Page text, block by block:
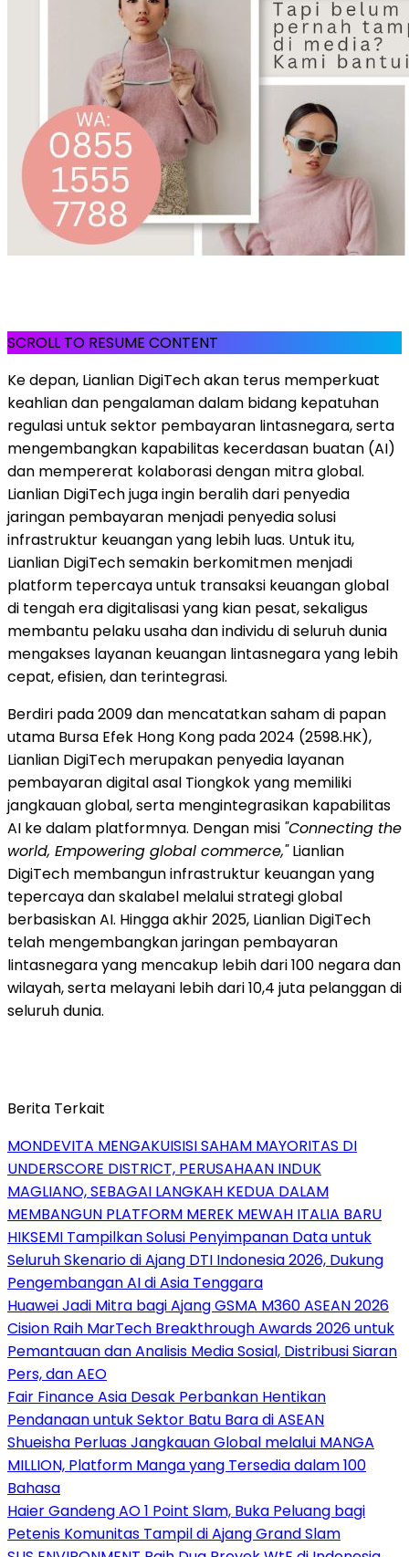
SCROLL TO RESUME CONTENT
Ke depan, Lianlian DigiTech akan terus memperkuat
keahlian dan pengalaman dalam bidang kepatuhan
regulasi untuk sektor pembayaran lintasnegara, serta
mengembangkan kapabilitas kecerdasan buatan (AI)
dan mempererat kolaborasi dengan mitra global.
Lianlian DigiTech juga ingin beralih dari penyedia
jaringan pembayaran menjadi penyedia solusi
infrastruktur keuangan yang lebih luas. Untuk itu,
Lianlian DigiTech semakin berkomitmen menjadi
platform tepercaya untuk transaksi keuangan global
di tengah era digitalisasi yang kian pesat, sekaligus
membantu pelaku usaha dan individu di seluruh dunia
mengakses layanan keuangan lintasnegara yang lebih
cepat, efisien, dan terintegrasi.
Berdiri pada 2009 dan mencatatkan saham di papan
utama Bursa Efek Hong Kong pada 2024 (2598.HK),
Lianlian DigiTech merupakan penyedia layanan
pembayaran digital asal Tiongkok yang memiliki
jangkauan global, serta mengintegrasikan kapabilitas
AI ke dalam platformnya. Dengan misi "Connecting the
world, Empowering global commerce,"Lianlian
DigiTech membangun infrastruktur keuangan yang
tepercaya dan skalabel melalui strategi global
berbasiskan AI. Hingga akhir 2025, Lianlian DigiTech
telah mengembangkan jaringan pembayaran
lintasnegara yang mencakup lebih dari 100 negara dan
wilayah, serta melayani lebih dari 10,4 juta pelanggan di
seluruh dunia.
Berita Terkait
MONDEVITA MENGAKUISISI SAHAM MAYORITAS DI
UNDERSCORE DISTRICT, PERUSAHAAN INDUK
MAGLIANO, SEBAGAI LANGKAH KEDUA DALAM
MEMBANGUN PLATFORM MEREK MEWAH ITALIA BARU
HIKSEMI Tampilkan Solusi Penyimpanan Data untuk
Seluruh Skenario di Ajang DTI Indonesia 2026, Dukung
Pengembangan AI di Asia Tenggara
Huawei Jadi Mitra bagi Ajang GSMA M360 ASEAN 2026
Cision Raih MarTech Breakthrough Awards 2026 untuk
Pemantauan dan Analisis Media Sosial, Distribusi Siaran
Pers, dan AEO
Fair Finance Asia Desak Perbankan Hentikan
Pendanaan untuk Sektor Batu Bara di ASEAN
Shueisha Perluas Jangkauan Global melalui MANGA
MILLION, Platform Manga yang Tersedia dalam 100
Bahasa
Haier Gandeng AO 1 Point Slam, Buka Peluang bagi
Petenis Komunitas Tampil di Ajang Grand Slam